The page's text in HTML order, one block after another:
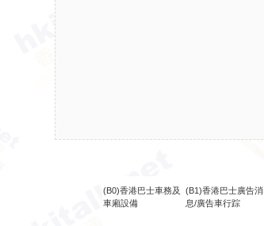
(B0)香港巴士車務及
車廂設備
(B1)香港巴士廣告消
息/廣告車行踪